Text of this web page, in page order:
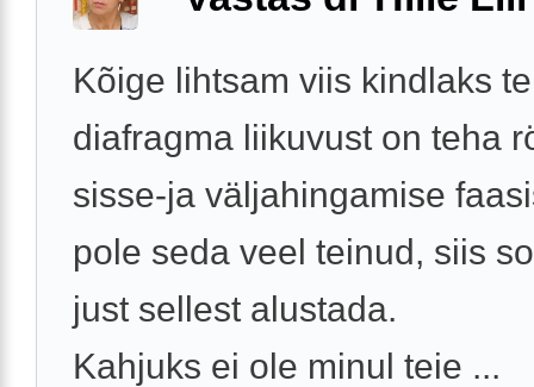
Kõige lihtsam viis kindlaks
diafragma liikuvust on teha
sisse-ja väljahingamise
pole seda veel teinud, siis
just sellest alustada.
Kahjuks ei ole minul teie ...